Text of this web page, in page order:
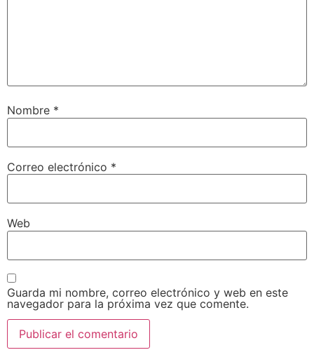
Nombre *
Correo electrónico *
Web
Guarda mi nombre, correo electrónico y web en este
navegador para la próxima vez que comente.